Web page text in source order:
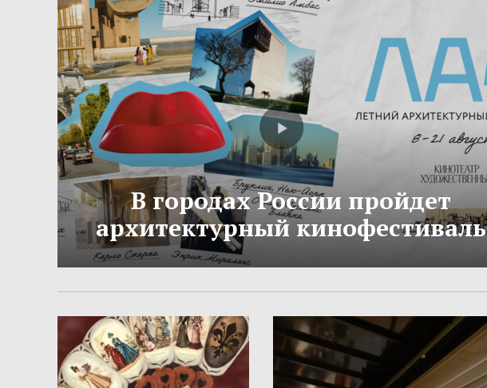
В городах России пройдет
архитектурный кинофестиваль